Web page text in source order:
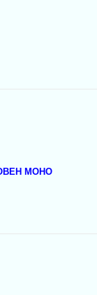
МОНО